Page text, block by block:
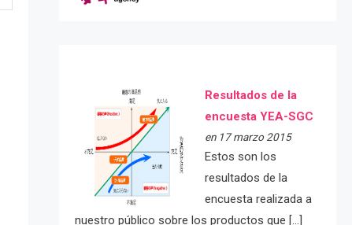
Resultados de la
encuesta YEA-SGC
en 17 marzo 2015
Estos son los
resultados de la
encuesta realizada a
nuestro público sobre los productos que […]